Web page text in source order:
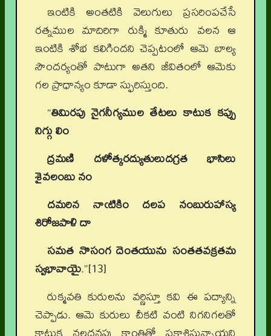
ఇంటికి అంతటికి వెలుగులు ప్రసరింపచేసే
రత్నముల మాదిరిగా రుక్మి కూతురు వలన ఆ
ఇంటికి శోభ కలిగిందని చెప్పటంలో ఆమె బాల్య
సౌందర్యంతో పాటుగా అతని జీవితంలో ఆమెకు
గల ప్రాధాన్యం కూడా స్ఫురిస్తుంది.
“తిమిరపు నైగనీగ్యముల తేటలు కాటుక కప్పు
నిగ్గు లిం
ద్రమణి దళోత్కరద్యుతులుదగ్రత భాసిలు
శైవలంబు నం
దమరిన నాఁటికిం దలప నంబురుహాస్య
శిరోజపాళి దా
సమత నొసంగ దెంతయును సంతతవక్రతమ
స్వభావాయై.”[13]
రుక్మవతి కురులను వర్ణిస్తూ కవి ఈ పద్యాన్ని
చెప్పాడు. ఆమె కురులు చీకటి వంటి నిగనిగలతో